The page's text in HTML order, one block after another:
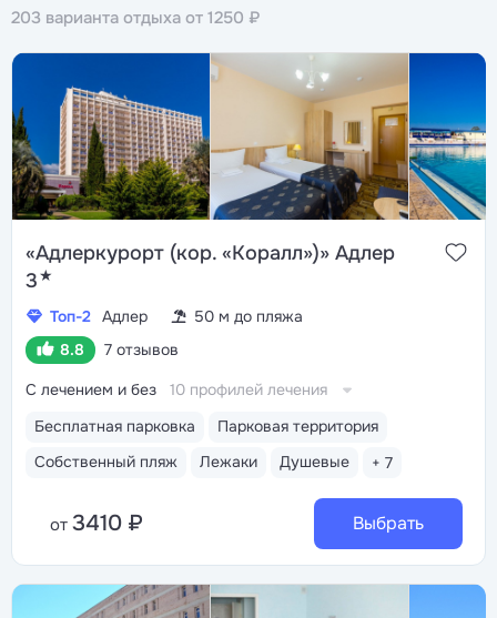
203 варианта отдыха от 1250 ₽
«Адлеркурорт (кор. «Коралл»)» Адлер
3★
Топ-2 Адлер
50 м до пляжа
8.8
7 отзывов
Бесплатная парковка
Парковая территория
Собственный пляж
Лежаки Душевые + 7
С лечением и без 10 профилей лечения
от 3410 ₽ Выбрать